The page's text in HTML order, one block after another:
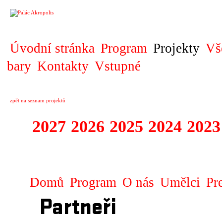
Úvodní stránka Program Projekty
bary Kontakty Vstupné
zpět na seznam projektů
2027 2026 2025 2024 2023
Domů Program O nás Umělci
Partneři